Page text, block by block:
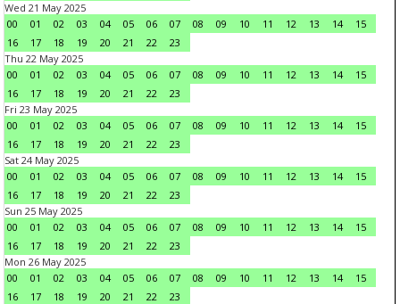
Wed 21 May 2025
00
01 02 03 04 05 06 07 08 09 10 11 12 13 14
15
16
17 18 19 20 21 22
23
Thu 22 May 2025
00
01 02 03 04 05 06 07 08 09 10 11 12 13 14
15
16
17 18 19 20 21 22
23
Fri 23 May 2025
00
01 02 03 04 05 06 07 08 09 10 11 12 13 14
15
16
17 18 19 20 21 22
23
Sat 24 May 2025
00
01 02 03 04 05 06 07 08 09 10 11 12 13 14
15
16
17 18 19 20 21 22
23
Sun 25 May 2025
00
01 02 03 04 05 06 07 08 09 10 11 12 13 14
15
16
17 18 19 20 21 22
23
Mon 26 May 2025
00
01 02 03 04 05 06 07 08 09 10 11 12 13 14
15
16
17 18 19 20 21 22
23